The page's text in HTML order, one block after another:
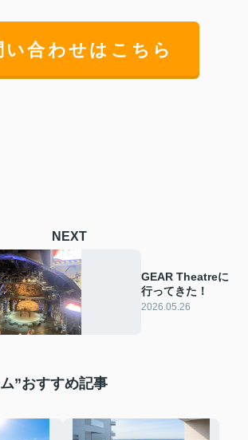
い合わせはこちら
NEXT
GEAR Theatreに
行ってきた！
2026.05.26
”おすすめ記事